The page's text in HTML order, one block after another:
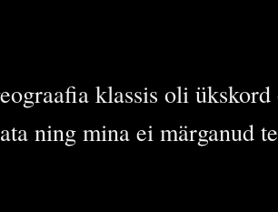
klassis oli
ning mina ei märganud